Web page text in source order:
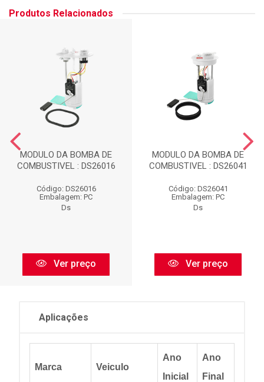
Produtos Relacionados
MODULO DA BOMBA DE
COMBUSTIVEL : DS26016
Código: DS26016
Embalagem: PC
Ds
Ver preço
MODULO DA BOMBA DE
COMBUSTIVEL : DS26041
Código: DS26041
Embalagem: PC
Ds
Ver preço
Aplicações
Marca Veiculo
Ano
Inicial
Ano
Final